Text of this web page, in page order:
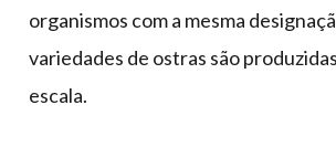
organismos com a mesma
variedades de ostras são
escala.